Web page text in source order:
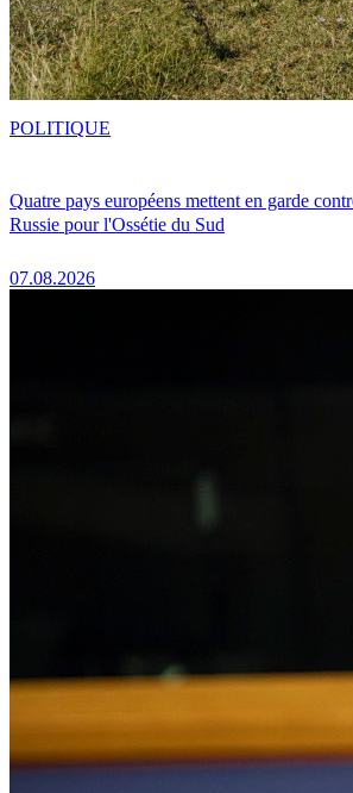
Quatre pays européens mettent en garde
Russie pour l'Ossétie du Sud
07.08.2026
POLITIQUE